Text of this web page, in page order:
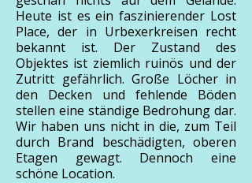
Heute ist es ein faszinierender Lost
Place, der in Urbexerkreisen recht
bekannt ist. Der Zustand des
Objektes ist ziemlich ruinös und der
Zutritt gefährlich. Große Löcher in
den Decken und fehlende Böden
stellen eine ständige Bedrohung dar.
Wir haben uns nicht in die, zum Teil
durch Brand beschädigten, oberen
Etagen gewagt. Dennoch eine
schöne Location.